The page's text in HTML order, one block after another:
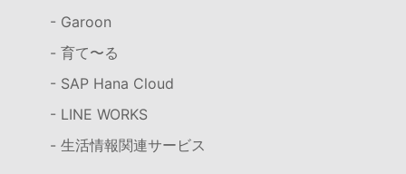
- Garoon
- 育て〜る
- SAP Hana Cloud
- LINE WORKS
- 生活情報関連サービス